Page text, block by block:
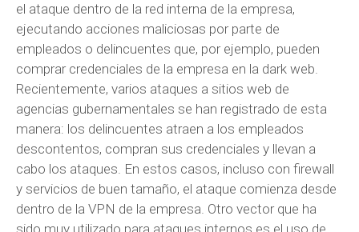
el ataque dentro de la red interna de la empresa,
ejecutando acciones maliciosas por parte de
empleados o delincuentes que, por ejemplo, pueden
comprar credenciales de la empresa en la dark web.
Recientemente, varios ataques a sitios web de
agencias gubernamentales se han registrado de esta
manera: los delincuentes atraen a los empleados
descontentos, compran sus credenciales y llevan a
cabo los ataques. En estos casos, incluso con firewall
y servicios de buen tamaño, el ataque comienza desde
dentro de la VPN de la empresa. Otro vector que ha
sido muy utilizado para ataques internos es el uso de